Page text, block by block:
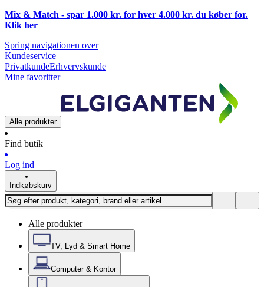
Mix & Match - spar 1.000 kr. for hver 4.000 kr. du køber for.
Klik her
Spring navigationen over
Kundeservice
PrivatkundeErhvervskunde
Mine favoritter
Alle produkter
Find butik
Log ind
Indkøbskurv
Alle produkter
TV, Lyd & Smart Home
Computer & Kontor